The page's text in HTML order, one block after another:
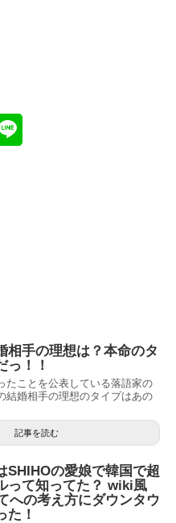
相手の理想は？本命のタ
っ！！
たことを公表している落語家の
結婚相手の理想のタイプはあの
記事を読む
SHIHOの愛娘で韓国で超
って知ってた？ wiki風
への考え方にダウンタウ
た！